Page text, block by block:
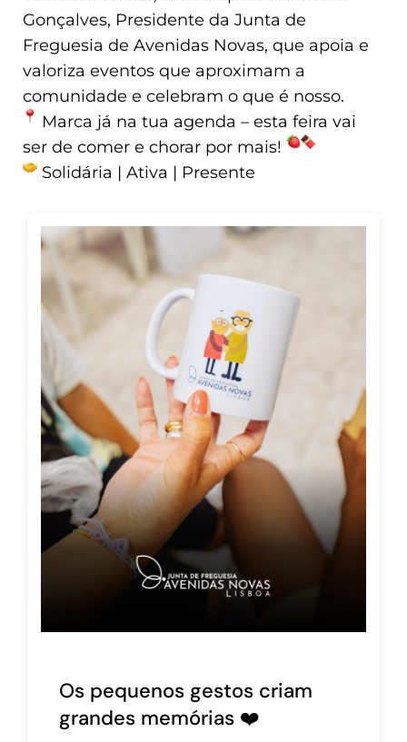
Gonçalves, Presidente da Junta de
Freguesia de Avenidas Novas, que apoia e
valoriza eventos que aproximam a
comunidade e celebram o que é nosso.
Marca já na tua agenda – esta feira vai
ser de comer e chorar por mais!
Solidária | Ativa | Presente
Os pequenos gestos criam
grandes memórias ❤️